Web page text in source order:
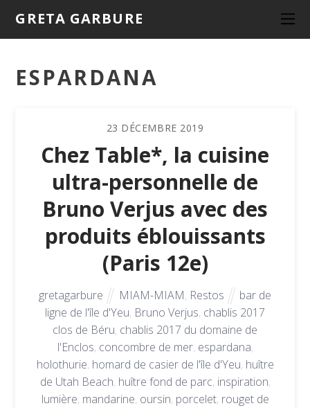
GRETA GARBURE
ESPARDANA
23 DÉCEMBRE 2019
Chez Table*, la cuisine
ultra-personnelle de
Bruno Verjus avec des
produits éblouissants
(Paris 12e)
gretagarbure MIAM-MIAM, Restos
bar de
ligne de l'île d'Yeu, Bruno Verjus, chablis 2017
clos de Béru, chablis 2017 du domaine de
l'Enclos, concombre de mer, espardana,
holothurie, homard de casier de l'île d'Yeu, huître
de Utah Beach, huître fond de parc, inspiration,
lumière, mandarine, oursin, porcelet, rouget de